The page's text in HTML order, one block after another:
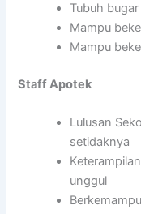
Tubuh
Mampu
Mampu
Staff Apotek
Lulusan
setidaknya
unggul